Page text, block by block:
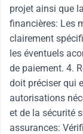
projet ainsi que
financières: Les
clairement
les éventuels
de paiement. 4.
doit préciser qui
autorisations
et de la sécurité
assurances: